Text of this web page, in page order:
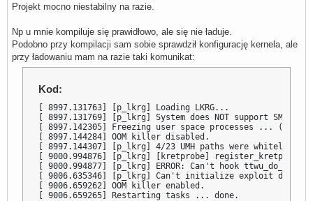
Projekt mocno niestabilny na razie.
Np u mnie kompiluje się prawidłowo, ale się nie ładuje.
Podobno przy kompilacji sam sobie sprawdził konfigurację kernela, ale
przy ładowaniu mam na razie taki komunikat:
Kod:
[ 8997.131763] [p_lkrg] Loading LKRG...
[ 8997.131769] [p_lkrg] System does NOT support SMAP.
[ 8997.142305] Freezing user space processes ...
[ 8997.144284] OOM killer disabled.
[ 8997.144307] [p_lkrg] 4/23 UMH paths were
[ 9000.994876] [p_lkrg] [kretprobe]
[ 9000.994877] [p_lkrg] ERROR: Can't hook
[ 9006.635346] [p_lkrg] Can't initialize exploit
[ 9006.659262] OOM killer enabled.
[ 9006.659265] Restarting tasks ... done.